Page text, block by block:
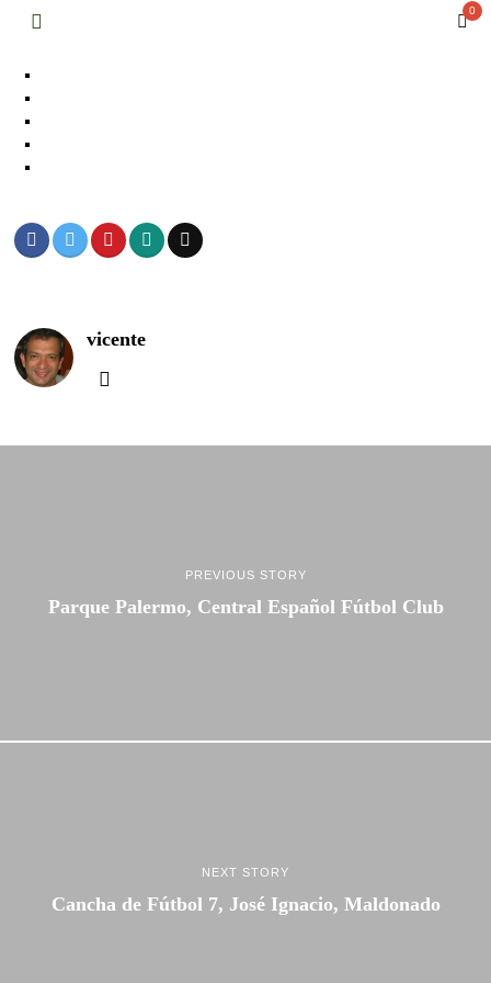
0
vicente
PREVIOUS STORY
Parque Palermo, Central Español Fútbol Club
NEXT STORY
Cancha de Fútbol 7, José Ignacio, Maldonado